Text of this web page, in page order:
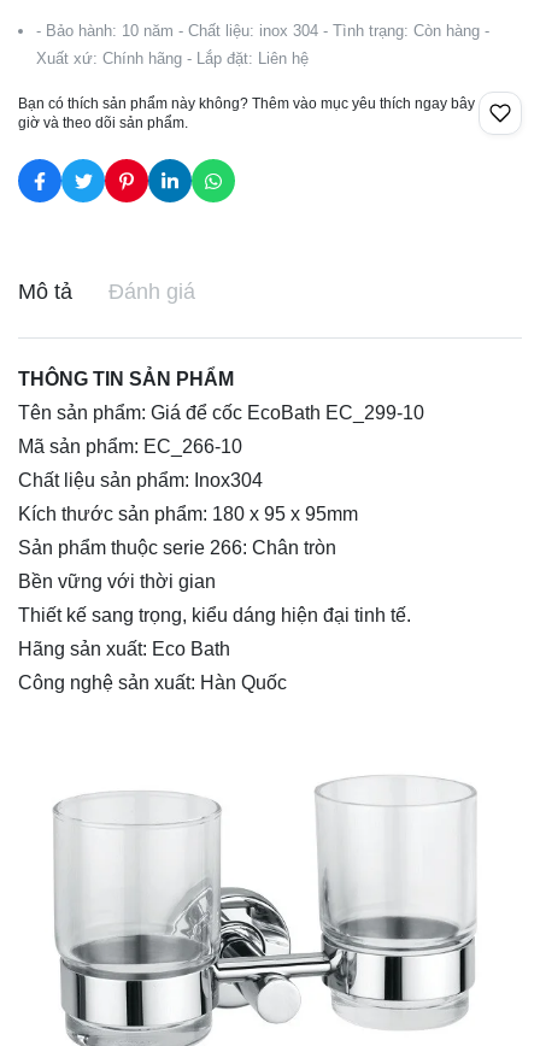
- Bảo hành: 10 năm - Chất liệu: inox 304 - Tình trạng: Còn hàng -
Xuất xứ: Chính hãng - Lắp đặt: Liên hệ
Bạn có thích sản phẩm này không? Thêm vào mục yêu thích ngay bây
giờ và theo dõi sản phẩm.
Mô tả Đánh giá
THÔNG TIN SẢN PHẨM
Tên sản phẩm: Giá để cốc EcoBath EC_299-10
Mã sản phẩm: EC_266-10
Chất liệu sản phẩm: Inox304
Kích thước sản phẩm: 180 x 95 x 95mm
Sản phẩm thuộc serie 266: Chân tròn
Bền vững với thời gian
Thiết kế sang trọng, kiểu dáng hiện đại tinh tế.
Hãng sản xuất: Eco Bath
Công nghệ sản xuất: Hàn Quốc